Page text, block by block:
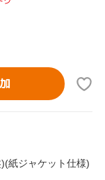
紙ジャケット仕様)